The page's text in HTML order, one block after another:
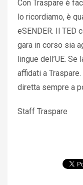
Con Traspare è
lo ricordiamo, è
eSENDER. Il TED
gara in corso sia
lingue dell’UE.
affidati a
diretta sempre a
Staff Traspare